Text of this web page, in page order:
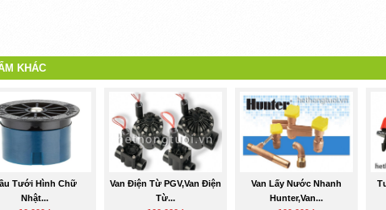
KHÁC
Tưới Hình Chữ
Nhật...
Van Điện Từ PGV,van Điện
Từ...
Van Lấy Nước Nhanh
Hunter,van...